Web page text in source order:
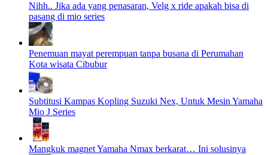
Nihh.. Jika ada yang penasaran, Velg x ride apakah bisa di
pasang di mio series
Penemuan mayat perempuan tanpa busana di Perumahan
Kota wisata Cibubur
Subtitusi Kampas Kopling Suzuki Nex, Untuk Mesin Yamaha
Mio J Series
Mangkuk magnet Yamaha Nmax berkarat… Ini solusinya